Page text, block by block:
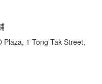
Plaza, 1 Tong Tak Street,